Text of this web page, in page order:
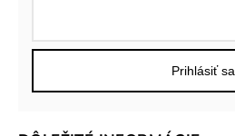
Prihlásiť sa